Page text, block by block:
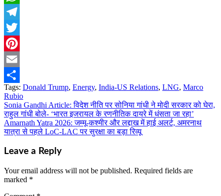
WhatsApp
Telegram
Twitter
Pinterest
Email
Share
Tags: Donald Trump, Energy, India-US Relations, LNG, Marco
Rubio
Post
navigation
Sonia Gandhi Article: विदेश नीति पर सोनिया गांधी ने मोदी सरकार को घेरा,
राहुल गांधी बोले- ‘भारत इजरायल के रणनीतिक दायरे में धंसता जा रहा’
Amarnath Yatra 2026: जम्मू-कश्मीर और लद्दाख में हाई अलर्ट, अमरनाथ
यात्रा से पहले LoC-LAC पर सुरक्षा का बड़ा रिव्यू
Leave a Reply
Your email address will not be published. Required fields are
marked *